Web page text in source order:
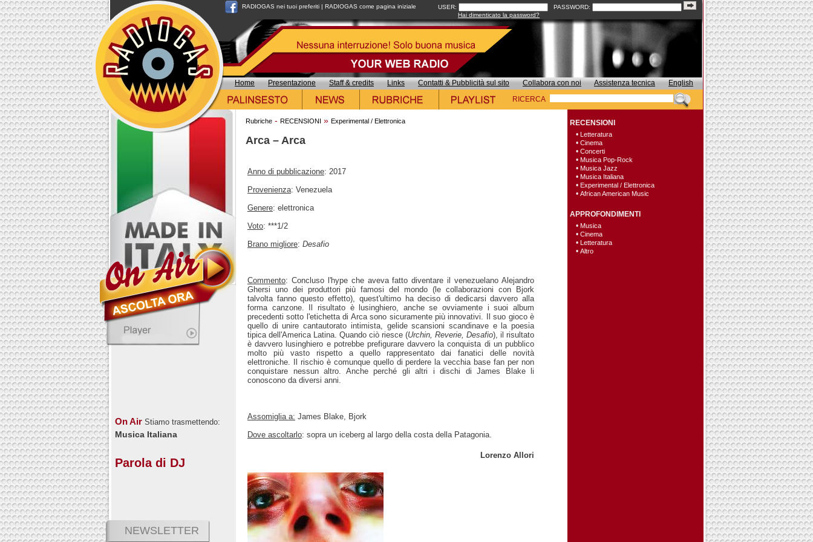
RADIOGAS nei tuoi preferiti | RADIOGAS come pagina iniziale USER:
PASSWORD:
Hai dimenticato la password?
Home Presentazione Staff & credits Links Contatti & Pubblicità sul sito Collabora con noi Assistenza tecnica
English
RICERCA
On Air Stiamo trasmettendo:
Musica Italiana
Parola di DJ
NEWSLETTER
Rubriche - RECENSIONI » Experimental / Elettronica
Arca – Arca
Anno di pubblicazione: 2017
Provenienza: Venezuela
Genere: elettronica
Voto: ***1/2
Brano migliore: Desafio
Commento: Concluso l'hype che aveva fatto diventare il venezuelano Alejandro
Ghersi uno dei produttori più famosi del mondo (le collaborazioni con Bjork
talvolta fanno questo effetto), quest'ultimo ha deciso di dedicarsi davvero alla
forma canzone. Il risultato è lusinghiero, anche se ovviamente i suoi album
precedenti sotto l'etichetta di Arca sono sicuramente più innovativi. Il suo gioco è
quello di unire cantautorato intimista, gelide scansioni scandinave e la poesia
tipica dell'America Latina. Quando ciò riesce (Urchin, Reverie, Desafio), il risultato
è davvero lusinghiero e potrebbe prefigurare davvero la conquista di un pubblico
molto più vasto rispetto a quello rappresentato dai fanatici delle novità
elettroniche. Il rischio è comunque quello di perdere la vecchia base fan per non
conquistare nessun altro. Anche perché gli altri i dischi di James Blake li
conoscono da diversi anni.
Assomiglia a: James Blake, Bjork
Dove ascoltarlo: sopra un iceberg al largo della costa della Patagonia.
Lorenzo Allori
RECENSIONI
• Letteratura
• Cinema
• Concerti
• Musica Pop-Rock
• Musica Jazz
• Musica Italiana
• Experimental / Elettronica
• African American Music
APPROFONDIMENTI
• Musica
• Cinema
• Letteratura
• Altro